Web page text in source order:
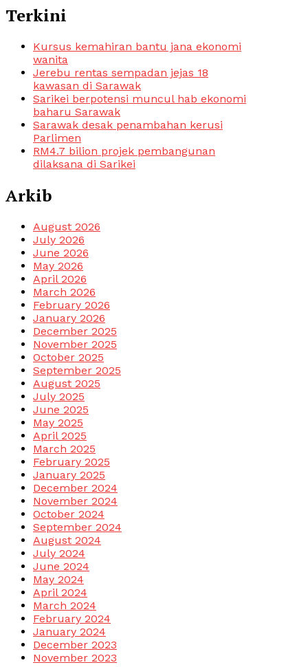
Terkini
Kursus kemahiran bantu jana ekonomi
wanita
Jerebu rentas sempadan jejas 18
kawasan di Sarawak
Sarikei berpotensi muncul hab ekonomi
baharu Sarawak
Sarawak desak penambahan kerusi
Parlimen
RM4.7 bilion projek pembangunan
dilaksana di Sarikei
Arkib
August 2026
July 2026
June 2026
May 2026
April 2026
March 2026
February 2026
January 2026
December 2025
November 2025
October 2025
September 2025
August 2025
July 2025
June 2025
May 2025
April 2025
March 2025
February 2025
January 2025
December 2024
November 2024
October 2024
September 2024
August 2024
July 2024
June 2024
May 2024
April 2024
March 2024
February 2024
January 2024
December 2023
November 2023